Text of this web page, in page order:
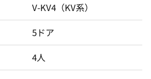
V-KV4（KV系）
5ドア
4人